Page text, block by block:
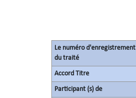
Le numéro d'enregistrement
du traité
Accord Titre
Participant (s) de